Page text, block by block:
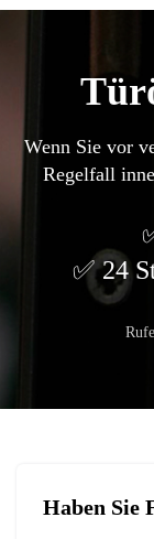
Wenn Sie vor
Regelfall
24
Haben Sie